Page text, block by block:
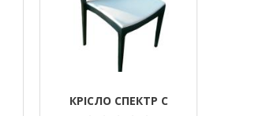
КРІСЛО СПЕКТР С